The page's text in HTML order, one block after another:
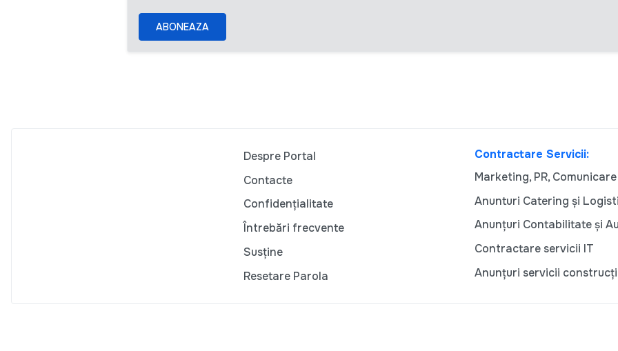
ABONEAZA
Despre Portal
Contacte
Confidențialitate
Întrebări frecvente
Susține
Resetare Parola
Contractare Servicii:
Marketing, PR, Comunicare
Anunturi Catering și
Anunțuri Contabilitate și
Contractare servicii IT
Anunțuri servicii